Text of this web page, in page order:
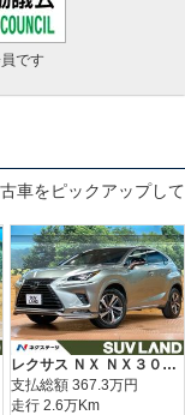
です
車をピックアップして
レクサス ＮＸ ＮＸ３００ 特別仕様車 スパイス＆シック
支払総額 367.3万円
走行 2.6万Km